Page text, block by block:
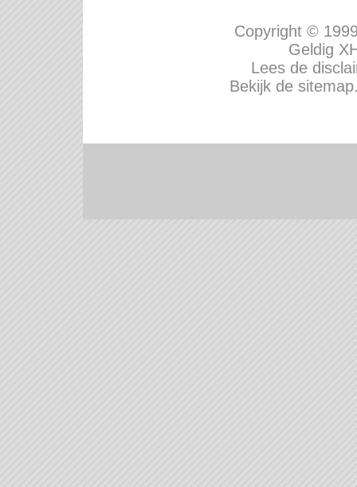
Copyright ©
Geldig
Lees de
Bekijk de